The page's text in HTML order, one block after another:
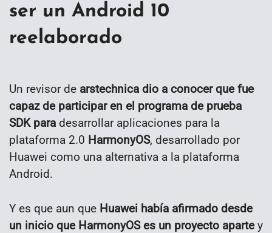
ser un Android 10
reelaborado
Un revisor de arstechnica dio a conocer que fue
capaz de participar en el programa de prueba
SDK para desarrollar aplicaciones para la
plataforma 2.0 HarmonyOS, desarrollado por
Huawei como una alternativa a la plataforma
Android.
Y es que aun que Huawei había afirmado desde
un inicio que HarmonyOS es un proyecto apartey